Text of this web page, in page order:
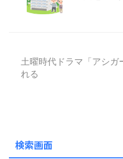
模様を描き出して ...
『天と地と』は、戦国時代を
９年に放送された大河ドラマ
第７作で、大河史上初のカラ
て、多くの視聴者 ...
土曜時代ドラマ「アシ
れる
検索画面